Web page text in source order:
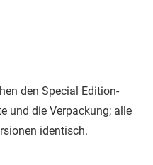
den Special Edition-
und die Verpackung; alle
identisch.